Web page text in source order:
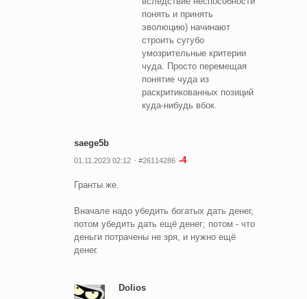
понять и принять
эволюцию) начинают
строить сугубо
умозрительные критерии
чуда. Просто перемещая
понятие чуда из
раскритикованных позиций
куда-нибудь вбок.
saege5b
01.11.2023 02:12 #26114286 -4
Гранты же.
Вначале надо убедить богатых дать денег,
потом убедить дать ещё денег; потом - что
деньги потрачены не зря, и нужно ещё
денег.
Dolios